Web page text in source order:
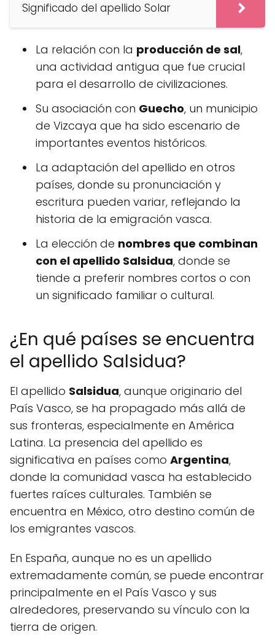
Significado del apellido Solar
La relación con la producción de sal,
una actividad antigua que fue crucial
para el desarrollo de civilizaciones.
Su asociación con Guecho, un municipio
de Vizcaya que ha sido escenario de
importantes eventos históricos.
La adaptación del apellido en otros
países, donde su pronunciación y
escritura pueden variar, reflejando la
historia de la emigración vasca.
La elección de nombres que combinan
con el apellido Salsidua, donde se
tiende a preferir nombres cortos o con
un significado familiar o cultural.
¿En qué países se encuentra
el apellido Salsidua?
El apellido Salsidua, aunque originario del
País Vasco, se ha propagado más allá de
sus fronteras, especialmente en América
Latina. La presencia del apellido es
significativa en países como Argentina,
donde la comunidad vasca ha establecido
fuertes raíces culturales. También se
encuentra en México, otro destino común de
los emigrantes vascos.
En España, aunque no es un apellido
extremadamente común, se puede encontrar
principalmente en el País Vasco y sus
alrededores, preservando su vínculo con la
tierra de origen.